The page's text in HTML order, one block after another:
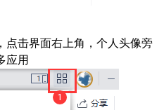
点击界面右上角，个人头像旁
应用